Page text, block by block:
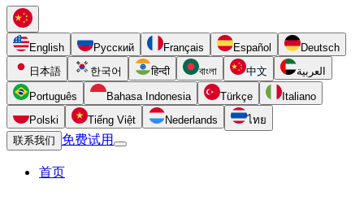
English Русский Français Español
Deutsch
日本語
한국어 हिन्दी বাংলা 中文 العربية
Português Bahasa Indonesia Türkçe
Italiano
Polski
Tiếng Việt Nederlands
ไทย
联系我们
免费试用
首页